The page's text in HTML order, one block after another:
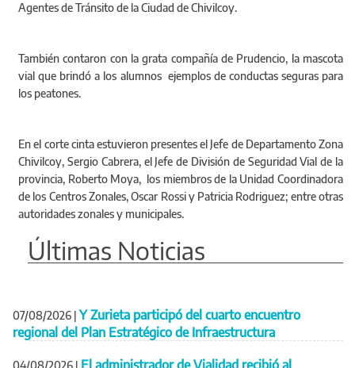
Agentes de Tránsito de la Ciudad de Chivilcoy.
También contaron con la grata compañía de Prudencio, la mascota
vial que brindó a los alumnos ejemplos de conductas seguras para
los peatones.
En el corte cinta estuvieron presentes el Jefe de Departamento Zona
Chivilcoy, Sergio Cabrera, el Jefe de División de Seguridad Vial de la
provincia, Roberto Moya, los miembros de la Unidad Coordinadora
de los Centros Zonales, Oscar Rossi y Patricia Rodriguez; entre otras
autoridades zonales y municipales.
Últimas Noticias
07/08/2026 | Y Zurieta participó del cuarto encuentro
regional del Plan Estratégico de Infraestructura